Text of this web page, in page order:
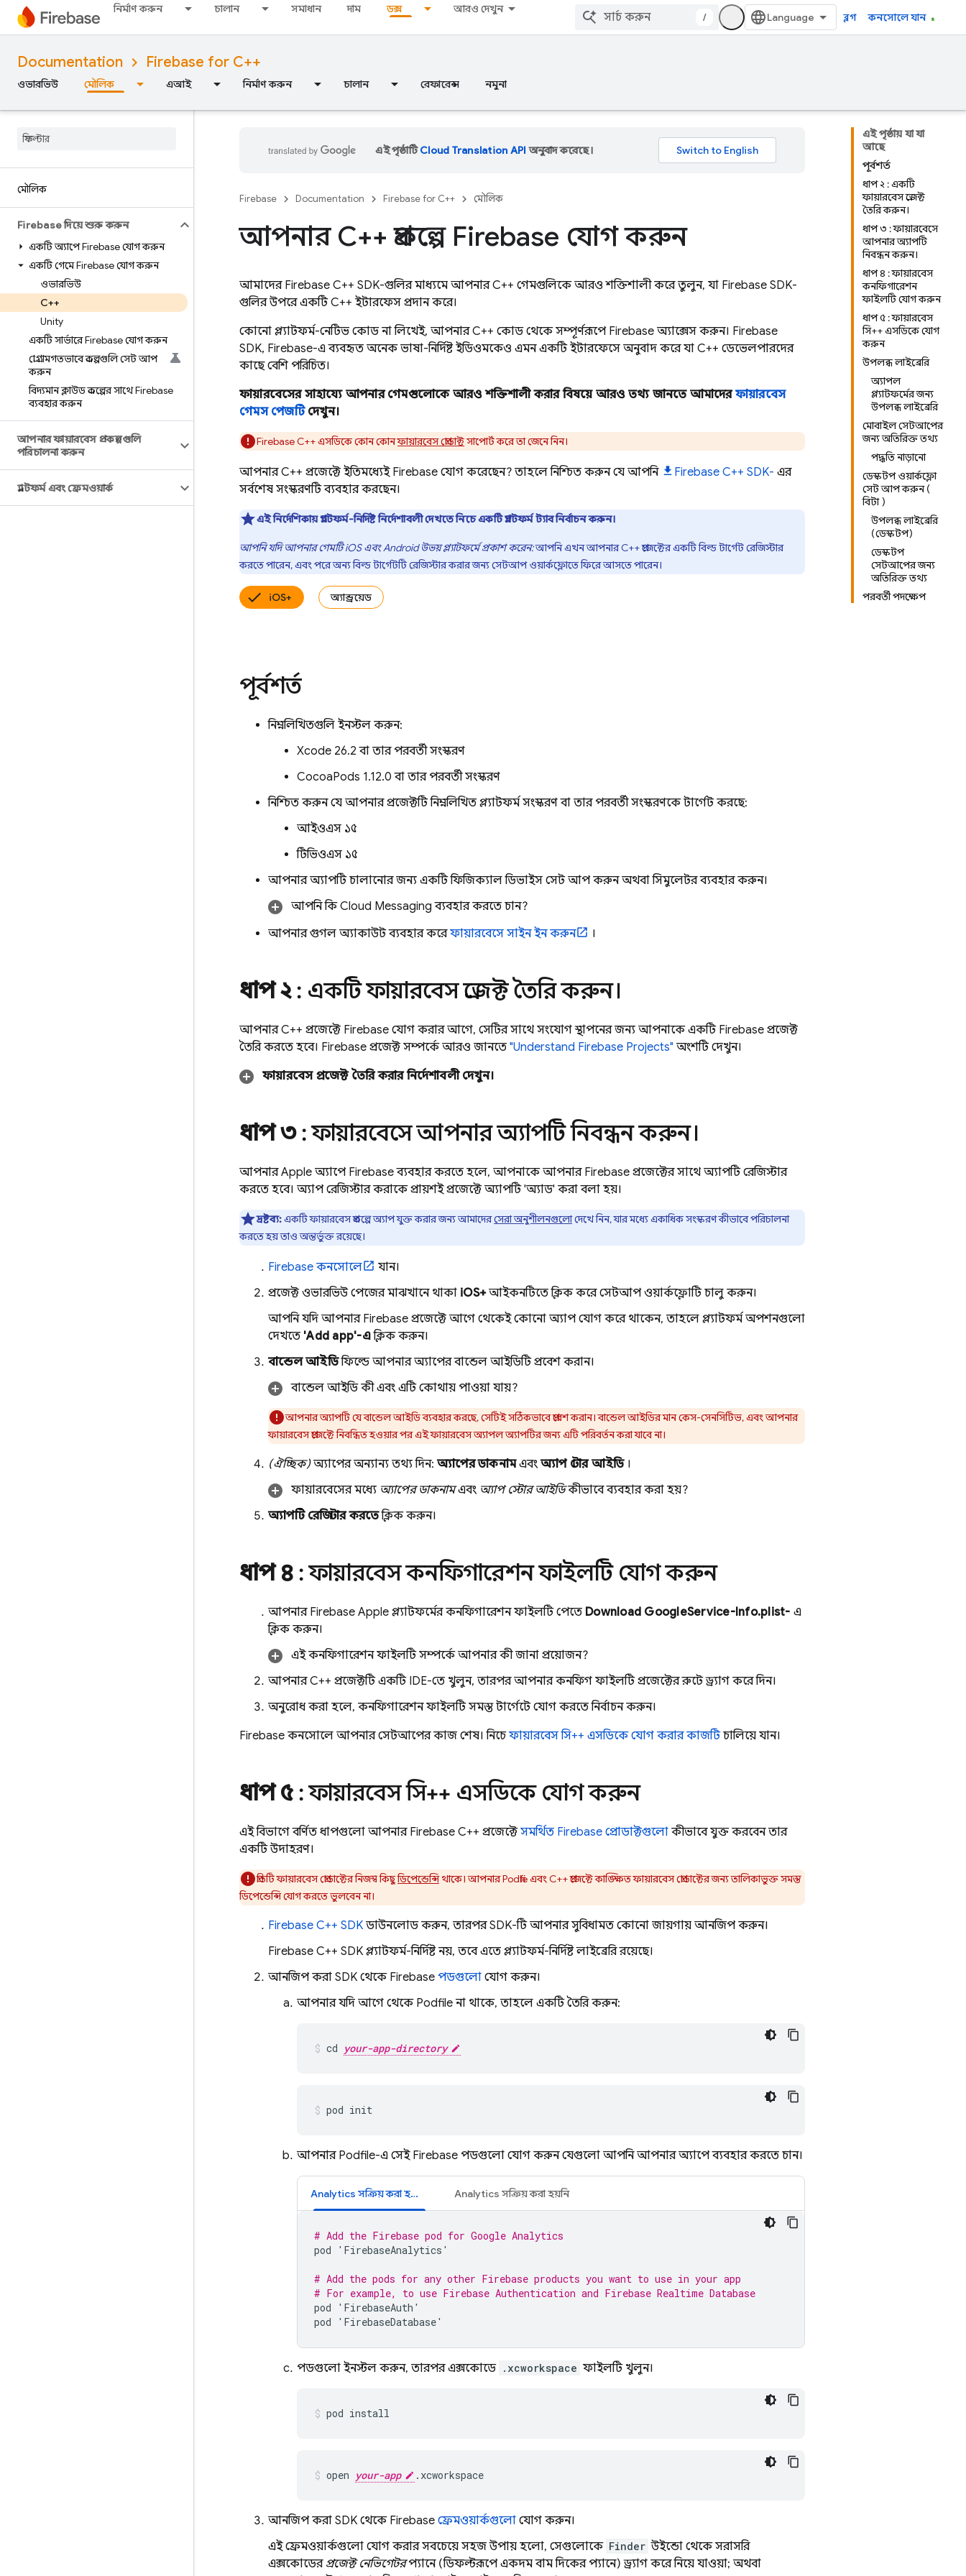
নির্মাণ করুন চালান সমাধান দাম ডক্স আরও দেখুন
/ ব্লগ কনসোলে যান
Documentation Firebase for C++
ওভারভিউ মৌলিক এআই নির্মাণ করুন চালান রেফারেন্স নমুনা
মৌলিক
Firebase দিয়ে শুরু করুন
একটি অ্যাপে Firebase যোগ করুন
একটি গেমে Firebase যোগ করুন
ওভারভিউ
C++
Unity
একটি সার্ভারে Firebase যোগ করুন
প্রোগ্রামগতভাবে প্রকল্পগুলি সেট আপ
করুন
বিদ্যমান ক্লাউড প্রকল্পের সাথে Firebase
ব্যবহার করুন
আপনার ফায়ারবেস প্রকল্পগুলি
পরিচালনা করুন
প্ল্যাটফর্ম এবং ফ্রেমওয়ার্ক
এই পৃষ্ঠায় যা যা
আছে
পূর্বশর্ত
ধাপ ২ : একটি
ফায়ারবেস প্রজেক্ট
তৈরি করুন।
ধাপ ৩ : ফায়ারবেসে
আপনার অ্যাপটি
নিবন্ধন করুন।
ধাপ ৪ : ফায়ারবেস
কনফিগারেশন
ফাইলটি যোগ করুন
ধাপ ৫ : ফায়ারবেস
সি++ এসডিকে যোগ
করুন
উপলব্ধ লাইব্রেরি
অ্যাপল
প্ল্যাটফর্মের জন্য
উপলব্ধ লাইব্রেরি
মোবাইল সেটআপের
জন্য অতিরিক্ত তথ্য
পদ্ধতি নাড়ানো
ডেস্কটপ ওয়ার্কফ্লো
সেট আপ করুন (
বিটা )
উপলব্ধ লাইব্রেরি
(ডেস্কটপ)
ডেস্কটপ
সেটআপের জন্য
অতিরিক্ত তথ্য
পরবর্তী পদক্ষেপ
এই পৃষ্ঠাটিCloud Translation API অনুবাদ করেছে।
Firebase Documentation Firebase for C++ মৌলিক
আপনার C++ প্রকল্পে Firebase যোগ করুন
আমাদের Firebase C++ SDK-গুলির মাধ্যমে আপনার C++ গেমগুলিকে আরও শক্তিশালী করে তুলুন, যা Firebase SDK-
গুলির উপরে একটি C++ ইন্টারফেস প্রদান করে।
কোনো প্ল্যাটফর্ম-নেটিভ কোড না লিখেই, আপনার C++ কোড থেকে সম্পূর্ণরূপে Firebase অ্যাক্সেস করুন। Firebase
SDK, Firebase-এ ব্যবহৃত অনেক ভাষা-নির্দিষ্ট ইডিওমকেও এমন একটি ইন্টারফেসে অনুবাদ করে যা C++ ডেভেলপারদের
কাছে বেশি পরিচিত।
ফায়ারবেসের সাহায্যে আপনার গেমগুলোকে আরও শক্তিশালী করার বিষয়ে আরও তথ্য জানতে আমাদেরফায়ারবেস
গেমস পেজটিদেখুন।
FirebaseC++এসডিকে কোন কোনফায়ারবেস প্রোডাক্টসাপোর্ট করে তা জেনে নিন।
আপনার C++ প্রজেক্টে ইতিমধ্যেই Firebase যোগ করেছেন? তাহলে নিশ্চিত করুন যে আপনি Firebase C++ SDK- এর
সর্বশেষ সংস্করণটি ব্যবহার করছেন।
এই নির্দেশিকায় প্ল্যাটফর্ম-নির্দিষ্ট নির্দেশাবলী দেখতে নিচে একটি প্ল্যাটফর্ম ট্যাব নির্বাচন করুন।
আপনি যদি আপনার গেমটি iOS এবং Android উভয় প্ল্যাটফর্মে প্রকাশ করেন:আপনি এখন আপনার C++ প্রজেক্টের একটি বিল্ড টার্গেট রেজিস্টার
করতে পারেন, এবং পরে অন্য বিল্ড টার্গেটটি রেজিস্টার করার জন্য সেটআপ ওয়ার্কফ্লোতে ফিরে আসতে পারেন।
iOS+ অ্যান্ড্রয়েড
পূর্বশর্ত
নিম্নলিখিতগুলি ইনস্টল করুন:
Xcode 26.2 বা তার পরবর্তী সংস্করণ
CocoaPods 1.12.0 বা তার পরবর্তী সংস্করণ
নিশ্চিত করুন যে আপনার প্রজেক্টটি নিম্নলিখিত প্ল্যাটফর্ম সংস্করণ বা তার পরবর্তী সংস্করণকে টার্গেট করছে:
আইওএস ১৫
টিভিওএস ১৫
আপনার অ্যাপটি চালানোর জন্য একটি ফিজিক্যাল ডিভাইস সেট আপ করুন অথবা সিমুলেটর ব্যবহার করুন।
আপনি কিCloud Messaging ব্যবহার করতে চান?
আপনার গুগল অ্যাকাউন্ট ব্যবহার করেফায়ারবেসে সাইন ইন করুন ।
ধাপ ২: একটি ফায়ারবেস প্রজেক্ট তৈরি করুন।
আপনার C++ প্রজেক্টে Firebase যোগ করার আগে, সেটির সাথে সংযোগ স্থাপনের জন্য আপনাকে একটি Firebase প্রজেক্ট
তৈরি করতে হবে। Firebase প্রজেক্ট সম্পর্কে আরও জানতে "Understand Firebase Projects" অংশটি দেখুন।
ফায়ারবেস প্রজেক্ট তৈরি করার নির্দেশাবলী দেখুন।
ধাপ ৩: ফায়ারবেসে আপনার অ্যাপটি নিবন্ধন করুন।
আপনার Apple অ্যাপে Firebase ব্যবহার করতে হলে, আপনাকে আপনার Firebase প্রজেক্টের সাথে অ্যাপটি রেজিস্টার
করতে হবে। অ্যাপ রেজিস্টার করাকে প্রায়শই প্রজেক্টে অ্যাপটি 'অ্যাড' করা বলা হয়।
দ্রষ্টব্য:একটি ফায়ারবেস প্রকল্পে অ্যাপ যুক্ত করার জন্য আমাদেরসেরা অনুশীলনগুলোদেখে নিন, যার মধ্যে একাধিক সংস্করণ কীভাবে পরিচালনা
করতে হয় তাও অন্তর্ভুক্ত রয়েছে।
Firebase কনসোলে
যান।
প্রজেক্ট ওভারভিউ পেজের মাঝখানে থাকা iOS+আইকনটিতে ক্লিক করে সেটআপ ওয়ার্কফ্লোটি চালু করুন।
আপনি যদি আপনার Firebase প্রজেক্টে আগে থেকেই কোনো অ্যাপ যোগ করে থাকেন, তাহলে প্ল্যাটফর্ম অপশনগুলো
দেখতে 'Add app'-এক্লিক করুন।
বান্ডেল আইডিফিল্ডে আপনার অ্যাপের বান্ডেল আইডিটি প্রবেশ করান।
বান্ডেল আইডি কী এবং এটি কোথায় পাওয়া যায়?
আপনার অ্যাপটি যে বান্ডেল আইডি ব্যবহার করছে, সেটিই সঠিকভাবে প্রবেশ করান। বান্ডেল আইডির মান কেস-সেনসিটিভ, এবং আপনার
ফায়ারবেস প্রজেক্টে নিবন্ধিত হওয়ার পর এই ফায়ারবেস অ্যাপল অ্যাপটির জন্য এটি পরিবর্তন করা যাবে না।
(ঐচ্ছিক)অ্যাপের অন্যান্য তথ্য দিন: অ্যাপের ডাকনামএবং অ্যাপ স্টোর আইডি।
ফায়ারবেসের মধ্যে অ্যাপের ডাকনামএবং অ্যাপ স্টোর আইডিকীভাবে ব্যবহার করা হয়?
অ্যাপটি রেজিস্টার করতেক্লিক করুন।
ধাপ ৪ : ফায়ারবেস কনফিগারেশন ফাইলটি যোগ করুন
আপনার Firebase Apple প্ল্যাটফর্মের কনফিগারেশন ফাইলটি পেতে Download GoogleService-Info.plist- এ
ক্লিক করুন।
এই কনফিগারেশন ফাইলটি সম্পর্কে আপনার কী জানা প্রয়োজন?
আপনার C++ প্রজেক্টটি একটি IDE-তে খুলুন, তারপর আপনার কনফিগ ফাইলটি প্রজেক্টের রুটে ড্র্যাগ করে দিন।
অনুরোধ করা হলে, কনফিগারেশন ফাইলটি সমস্ত টার্গেটে যোগ করতে নির্বাচন করুন।
Firebase কনসোলে আপনার সেটআপের কাজ শেষ। নিচেফায়ারবেস সি++ এসডিকে যোগ করার কাজটিচালিয়ে যান।
ধাপ ৫: ফায়ারবেস সি++ এসডিকে যোগ করুন
এই বিভাগে বর্ণিত ধাপগুলো আপনার Firebase C++ প্রজেক্টে সমর্থিত Firebase প্রোডাক্টগুলো কীভাবে যুক্ত করবেন তার
একটি উদাহরণ।
প্রতিটি ফায়ারবেস প্রোডাক্টের নিজস্ব কিছুডিপেন্ডেন্সিথাকে। আপনার Podfile এবং C++ প্রজেক্টে কাঙ্ক্ষিত ফায়ারবেস প্রোডাক্টের জন্য তালিকাভুক্ত সমস্ত
ডিপেন্ডেন্সি যোগ করতে ভুলবেন না।
Firebase C++ SDK ডাউনলোড করুন, তারপর SDK-টি আপনার সুবিধামত কোনো জায়গায় আনজিপ করুন।
Firebase C++ SDK প্ল্যাটফর্ম-নির্দিষ্ট নয়, তবে এতে প্ল্যাটফর্ম-নির্দিষ্ট লাইব্রেরি রয়েছে।
আনজিপ করা SDK থেকে Firebase পডগুলো যোগ করুন।
আপনার যদি আগে থেকে Podfile না থাকে, তাহলে একটি তৈরি করুন:
cd your-app-directory
pod init
আপনার Podfile-এ সেই Firebase পডগুলো যোগ করুন যেগুলো আপনি আপনার অ্যাপে ব্যবহার করতে চান।
Analytics সক্রিয় করা হয়েছে Analytics সক্রিয় করা হয়নি
# Add the Firebase pod for Google Analytics
pod
' FirebaseAnalytics '
# Add the pods for any other Firebase products you want to use in your app
# For example, to use Firebase Authentication and Firebase Realtime Database
pod
' FirebaseAuth '
pod
' FirebaseDatabase'
পডগুলো ইনস্টল করুন, তারপর এক্সকোডে .xcworkspace ফাইলটি খুলুন।
pod install
open your-app .xcworkspace
আনজিপ করা SDK থেকে Firebase ফ্রেমওয়ার্কগুলো যোগ করুন।
এই ফ্রেমওয়ার্কগুলো যোগ করার সবচেয়ে সহজ উপায় হলো, সেগুলোকে Finder উইন্ডো থেকে সরাসরি
এক্সকোডের প্রজেক্ট নেভিগেটরপ্যানে (ডিফল্টরূপে একদম বাম দিকের প্যানে) ড্র্যাগ করে নিয়ে যাওয়া; অথবা